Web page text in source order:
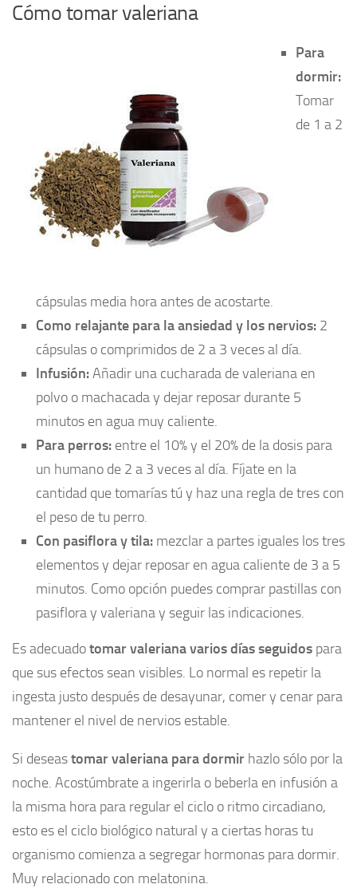
Cómo tomar valeriana
Para
dormir:
Tomar
de 1 a 2
cápsulas media hora antes de acostarte.
Como relajante para la ansiedad y los nervios: 2
cápsulas o comprimidos de 2 a 3 veces al día.
Infusión:Añadir una cucharada de valeriana en
polvo o machacada y dejar reposar durante 5
minutos en agua muy caliente.
Para perros: entre el 10% y el 20% de la dosis para
un humano de 2 a 3 veces al día. Fíjate en la
cantidad que tomarías tú y haz una regla de tres con
el peso de tu perro.
Con pasiflora y tila: mezclar a partes iguales los tres
elementos y dejar reposar en agua caliente de 3 a 5
minutos. Como opción puedes comprar pastillas con
pasiflora y valeriana y seguir las indicaciones.
Es adecuadotomar valeriana varios días seguidos para
que sus efectos sean visibles. Lo normal es repetir la
ingesta justo después de desayunar, comer y cenar para
mantener el nivel de nervios estable.
Si deseastomar valeriana para dormir hazlo sólo por la
noche. Acostúmbrate a ingerirla o beberla en infusión a
la misma hora para regular el ciclo o ritmo circadiano,
esto es el ciclo biológico natural y a ciertas horas tu
organismo comienza a segregar hormonas para dormir.
Muy relacionado con melatonina.